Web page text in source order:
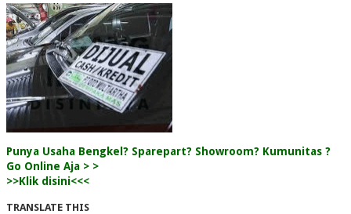
Punya Usaha Bengkel? Sparepart? Showroom? Kumunitas ?
Go Online Aja > >
>>Klik disini<<<
TRANSLATE THIS